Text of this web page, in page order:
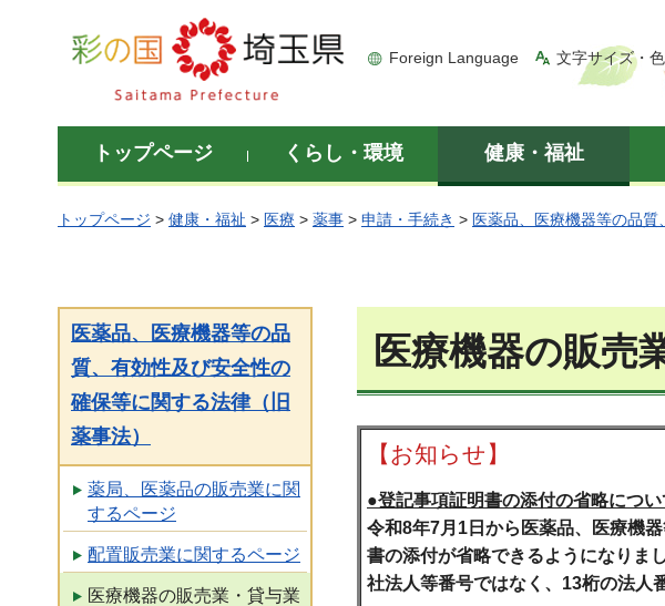
彩の国 埼玉県
Foreign Language 文字サイズ・
トップページ くらし・環境 健康・福祉
トップページ > 健康・福祉 > 医療 > 薬事 > 申請・手続き > 医薬品、医療機器等の品質
医薬品、医療機器等の品
質、有効性及び安全性の
確保等に関する法律（旧
薬事法）
薬局、医薬品の販売業に関
するページ
配置販売業に関するページ
医療機器の販売業・貸与業
医療機器の販売
【お知らせ】
●登記事項証明書の添付の省略につい
令和8年7月1日から医薬品、医療機
書の添付が省略できるようになりま
社法人等番号ではなく、13桁の法人